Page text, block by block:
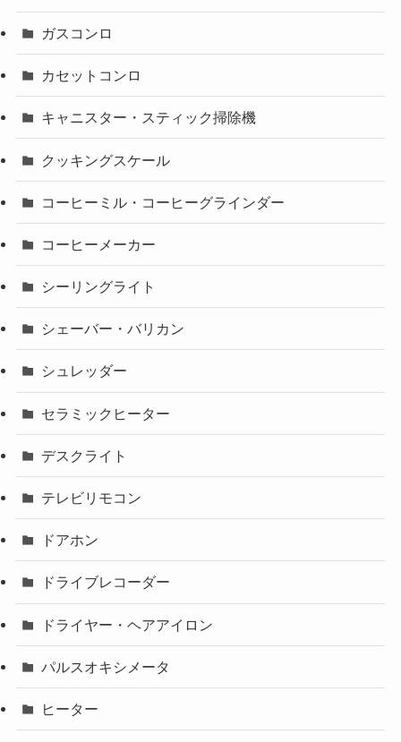
ガスコンロ
カセットコンロ
キャニスター・スティック掃除機
クッキングスケール
コーヒーミル・コーヒーグラインダー
コーヒーメーカー
シーリングライト
シェーバー・バリカン
シュレッダー
セラミックヒーター
デスクライト
テレビリモコン
ドアホン
ドライブレコーダー
ドライヤー・ヘアアイロン
パルスオキシメータ
ヒーター